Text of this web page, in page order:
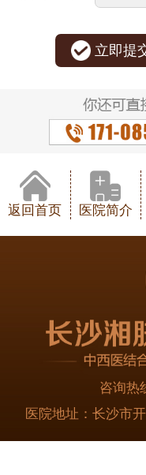
立即提
返回首页 医院简介
咨询热
医院地址： 长沙市